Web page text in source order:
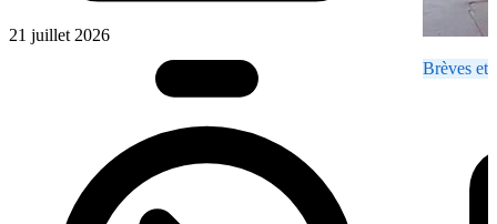
21 juillet 2026
Brèves et